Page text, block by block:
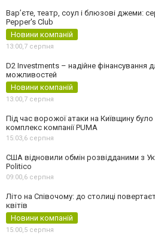
Вар’єте, театр, соул і блюзові джеми:
Pepper's Club
Новини компаній
13:00,7 серпня
D2 Investments – надійне фінансування
можливостей
Новини компаній
13:00,7 серпня
Під час ворожої атаки на Київщину
комплекс компанії PUMA
15:03,6 серпня
США відновили обмін розвідданими з
Politico
09:00,6 серпня
Літо на Співочому: до столиці
квітів
Новини компаній
15:00,5 серпня